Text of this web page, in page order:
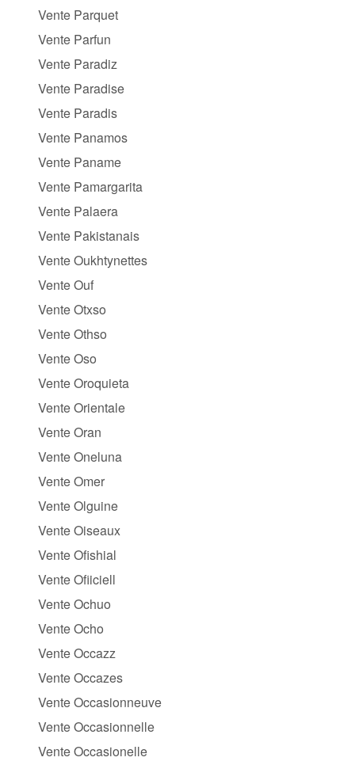
Vente Parquet
Vente Parfun
Vente Paradiz
Vente Paradise
Vente Paradis
Vente Panamos
Vente Paname
Vente Pamargarita
Vente Palaera
Vente Pakistanais
Vente Oukhtynettes
Vente Ouf
Vente Otxso
Vente Othso
Vente Oso
Vente Oroquieta
Vente Orientale
Vente Oran
Vente Oneluna
Vente Omer
Vente Olguine
Vente Oiseaux
Vente Ofishial
Vente Ofiiciell
Vente Ochuo
Vente Ocho
Vente Occazz
Vente Occazes
Vente Occasionneuve
Vente Occasionnelle
Vente Occasionelle